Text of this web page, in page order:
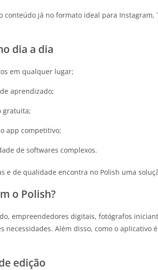
conteúdo já no formato ideal para
dia a dia
em qualquer lugar;
aprendizado;
gratuita;
app competitivo;
de softwares complexos.
e de qualidade encontra no Polish uma
o Polish?
empreendedores digitais, fotógrafos
Além disso, como o aplicativo
edição